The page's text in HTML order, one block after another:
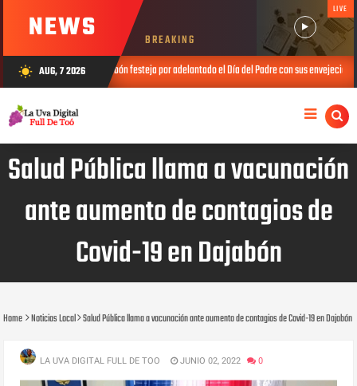
NEWS BREAKING
LIVE
wb_sunny AUG, 7 2026
Dajabón festeja por adelantado el Día del Padre con sus envejecientes JUL 25,
Salud Pública llama a vacunación
ante aumento de contagios de
Covid-19 en Dajabón
Home Noticias Local Salud Pública llama a vacunación ante aumento de contagios de Covid-19 en Dajabón
LA UVA DIGITAL FULL DE TOO JUNIO 02, 2022 0